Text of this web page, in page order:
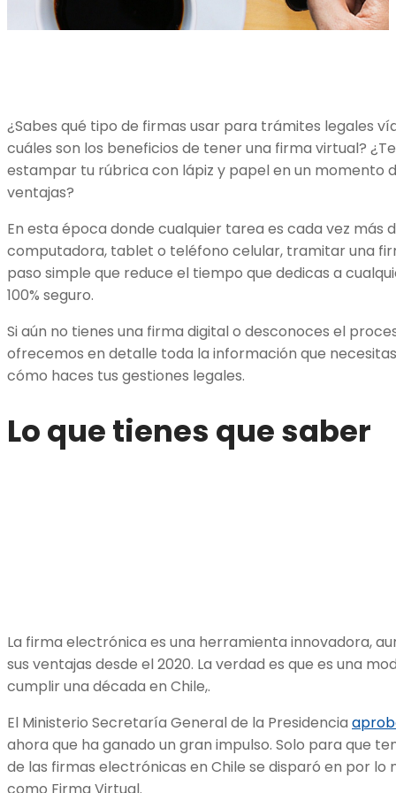
¿Sabes qué tipo de firmas usar para trámites legales
cuáles son los beneficios de tener una firma virtual?
estampar tu rúbrica con lápiz y papel en un momento
ventajas?
En esta época donde cualquier tarea es cada vez más
computadora, tablet o teléfono celular, tramitar una
paso simple que reduce el tiempo que dedicas a
100% seguro.
Si aún no tienes una firma digital o desconoces el
ofrecemos en detalle toda la información que
cómo haces tus gestiones legales.
Lo que tienes que saber
La firma electrónica es una herramienta innovadora,
sus ventajas desde el 2020. La verdad es que es una
cumplir una década en Chile,.
El Ministerio Secretaría General de la Presidencia
ahora que ha ganado un gran impulso. Solo para que
de las firmas electrónicas en Chile se disparó en por lo